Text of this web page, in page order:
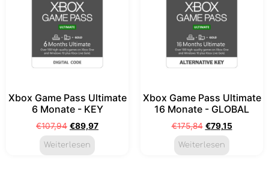
Xbox Game Pass Ultimate
6 Monate - KEY
€107,94 €89,97
Weiterlesen
Xbox Game Pass Ultimate
16 Monate - GLOBAL
€175,84 €79,15
Weiterlesen